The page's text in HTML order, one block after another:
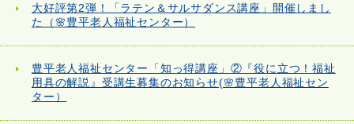
大好評第2弾！「ラテン＆サルサダンス講座」開催しまし
た（🌸豊平老人福祉センター）
豊平老人福祉センター「知っ得講座」②『役に立つ！福祉
用具の解説』受講生募集のお知らせ(🌸豊平老人福祉セン
ター）